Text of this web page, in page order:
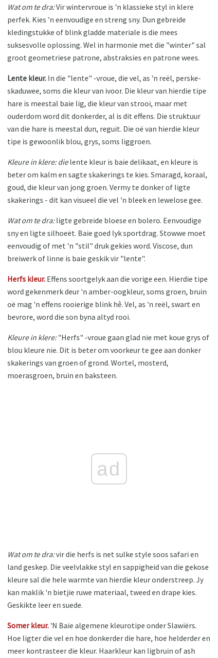
Wat om te dra:Vir wintervroue is 'n klassieke styl in klere
perfek. Kies 'n eenvoudige en streng sny. Dun gebreide
kledingstukke of blink gladde materiale is die mees
suksesvolle oplossing. Wel in harmonie met die "winter" sal
groot geometriese patrone, abstraksies en patrone wees.
Lente kleur. In die "lente" -vroue, die vel, as 'n reël, perske-
skaduwee, soms die kleur van ivoor. Die kleur van hierdie tipe
hare is meestal baie lig, die kleur van strooi, maar met
ouderdom word dit donkerder, al is dit effens. Die struktuur
van die hare is meestal dun, reguit. Die oë van hierdie kleur
tipe is gewoonlik blou, grys, soms liggroen.
Kleure in klere: dielente kleur is baie delikaat, en kleure is
beter om kalm en sagte skakerings te kies. Smaragd, koraal,
goud, die kleur van jong groen. Vermy te donker of ligte
skakerings - dit kan visueel die vel 'n bleek en lewelose gee.
Wat om te dra:ligte gebreide bloese en bolero. Eenvoudige
sny en ligte silhoeët. Baie goed lyk sportdrag. Stowwe moet
eenvoudig of met 'n "stil" druk gekies word. Viscose, dun
breiwerk of linne is baie geskik vir "lente".
Herfs kleur. Effens soortgelyk aan die vorige een. Hierdie tipe
word gekenmerk deur 'n amber-oogkleur, soms groen, bruin
oë mag 'n effens rooierige blink hê. Vel, as 'n reël, swart en
bevrore, word die son byna altyd rooi.
Kleure in klere:"Herfs" -vroue gaan glad nie met koue grys of
blou kleure nie. Dit is beter om voorkeur te gee aan donker
skakerings van groen of grond. Wortel, mosterd,
moerasgroen, bruin en baksteen.
ad
Wat om te dra:vir die herfs is net sulke style soos safari en
land geskep. Die veelvlakke styl en sappigheid van die gekose
kleure sal die hele warmte van hierdie kleur onderstreep. Jy
kan maklik 'n bietjie ruwe materiaal, tweed en drape kies.
Geskikte leer en suede.
Somer kleur. 'N Baie algemene kleurotipe onder Slawiërs.
Hoe ligter die vel en hoe donkerder die hare, hoe helderder en
meer kontrasteer die kleur. Haarkleur kan ligbruin of ash